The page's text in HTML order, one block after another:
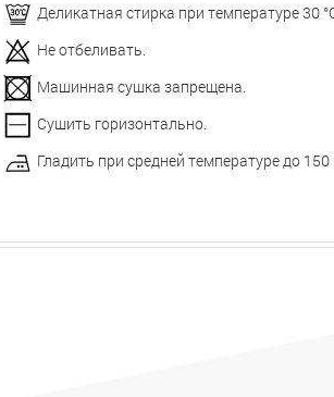
Деликатная стирка при температуре 30
Не отбеливать.
Машинная сушка запрещена.
Сушить горизонтально.
Гладить при средней температуре до 150